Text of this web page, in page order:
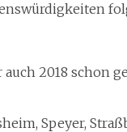
2018 schon
Speyer,